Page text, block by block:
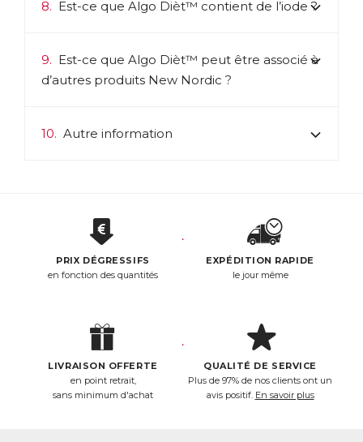
8. Est-ce que Algo Dièt™ contient de l’iode ?
9. Est-ce que Algo Dièt™ peut être associé à
d’autres produits New Nordic ?
10. Autre information
PRIX DÉGRESSIFS
en fonction des quantités
EXPÉDITION RAPIDE
le jour même
LIVRAISON OFFERTE
en point retrait,
sans minimum d'achat
QUALITÉ DE SERVICE
Plus de 97% de nos clients ont un
avis positif. En savoir plus